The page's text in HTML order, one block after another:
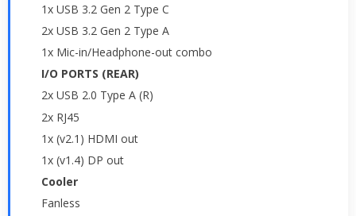
1x USB 3.2 Gen 2 Type C
2x USB 3.2 Gen 2 Type A
1x Mic-in/Headphone-out combo
I/O PORTS (REAR)
2x USB 2.0 Type A (R)
2x RJ45
1x (v2.1) HDMI out
1x (v1.4) DP out
Cooler
Fanless